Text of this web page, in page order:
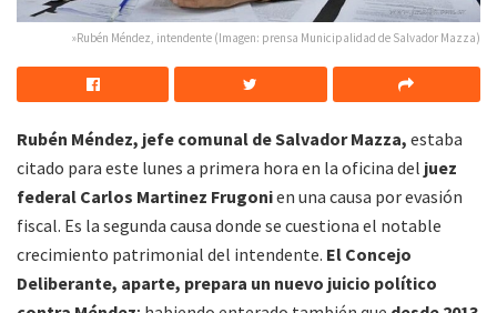
»Rubén Méndez, intendente (Imagen: prensa Municipalidad de Salvador Mazza)
Rubén Méndez, jefe comunal de Salvador Mazza, estaba
citado para este lunes a primera hora en la oficina del juez
federal Carlos Martinez Frugonien una causa por evasión
fiscal. Es la segunda causa donde se cuestiona el notable
crecimiento patrimonial del intendente. El Concejo
Deliberante, aparte, prepara un nuevo juicio político